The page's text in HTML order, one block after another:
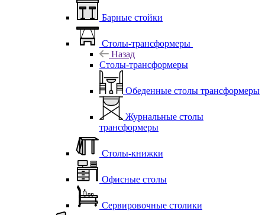
Барные стойки
Столы-трансформеры
Назад
Столы-трансформеры
Обеденные столы трансформеры
Журнальные столы
трансформеры
Столы-книжки
Офисные столы
Сервировочные столики